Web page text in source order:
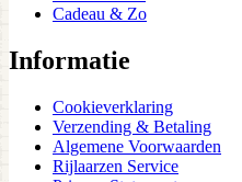
Cadeau & Zo
Informatie
Cookieverklaring
Verzending & Betaling
Algemene Voorwaarden
Rijlaarzen Service